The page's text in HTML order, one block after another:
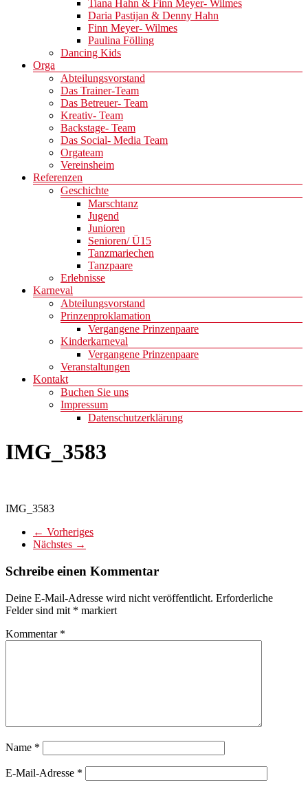
Tiana Hahn & Finn Meyer- Wilmes
Daria Pastijan & Denny Hahn
Finn Meyer- Wilmes
Paulina Fölling
Dancing Kids
Orga
Abteilungsvorstand
Das Trainer-Team
Das Betreuer- Team
Kreativ- Team
Backstage- Team
Das Social- Media Team
Orgateam
Vereinsheim
Referenzen
Geschichte
Marschtanz
Jugend
Junioren
Senioren/ Ü15
Tanzmariechen
Tanzpaare
Erlebnisse
Karneval
Abteilungsvorstand
Prinzenproklamation
Vergangene Prinzenpaare
Kinderkarneval
Vergangene Prinzenpaare
Veranstaltungen
Kontakt
Buchen Sie uns
Impressum
Datenschutzerklärung
IMG_3583
IMG_3583
← Vorheriges
Nächstes →
Schreibe einen Kommentar
Deine E-Mail-Adresse wird nicht veröffentlicht. Erforderliche
Felder sind mit * markiert
Kommentar *
Name *
E-Mail-Adresse *